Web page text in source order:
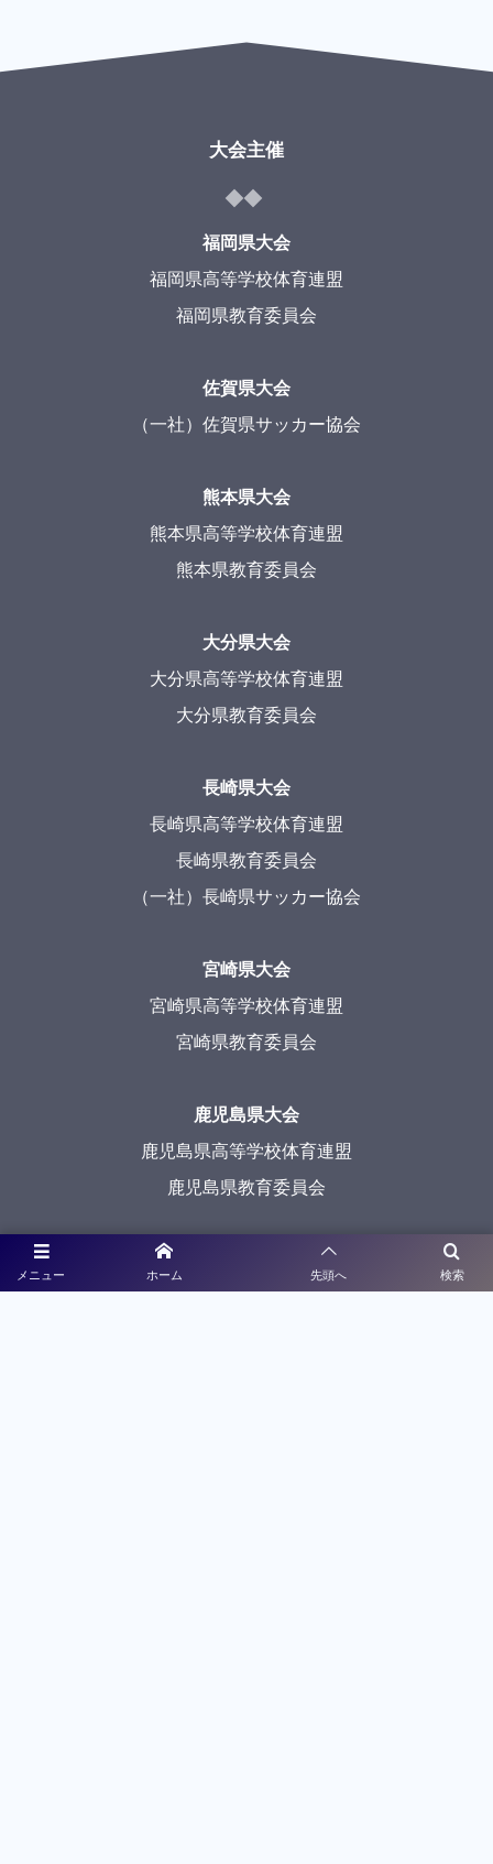
メニュー 検索
ホーム 先頭へ
大会主催
福岡県大会
福岡県高等学校体育連盟
福岡県教育委員会
佐賀県大会
（一社）佐賀県サッカー協会
熊本県大会
熊本県高等学校体育連盟
熊本県教育委員会
大分県大会
大分県高等学校体育連盟
大分県教育委員会
長崎県大会
長崎県高等学校体育連盟
長崎県教育委員会
（一社）長崎県サッカー協会
宮崎県大会
宮崎県高等学校体育連盟
宮崎県教育委員会
鹿児島県大会
鹿児島県高等学校体育連盟
鹿児島県教育委員会
沖縄県高等学校体育連盟